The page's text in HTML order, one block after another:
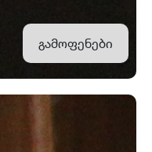
გამოფენები